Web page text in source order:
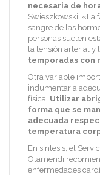
necesaria de
Swieszkowski: «La
sangre de las
personas suelen
la tensión arterial y
temporadas con
Otra variable
indumentaria
física. Utilizar
forma que se
adecuada
temperatura
En síntesis, el
Otamendi
enfermedades